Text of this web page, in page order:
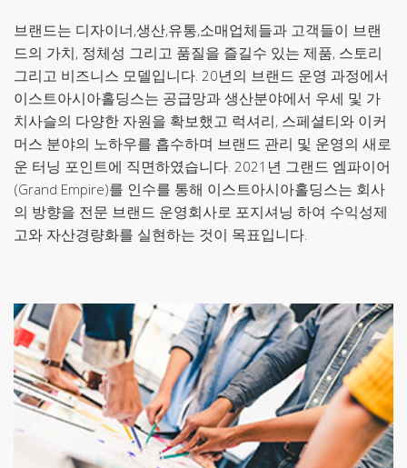
브랜드는 디자이너,생산,유통,소매업체들과 고객들이 브랜
드의 가치, 정체성 그리고 품질을 즐길수 있는 제품, 스토리
그리고 비즈니스 모델입니다. 20년의 브랜드 운영 과정에서
이스트아시아홀딩스는 공급망과 생산분야에서 우세 및 가
치사슬의 다양한 자원을 확보했고 럭셔리, 스페셜티와 이커
머스 분야의 노하우를 흡수하며 브랜드 관리 및 운영의 새로
운 터닝 포인트에 직면하였습니다. 2021년 그랜드 엠파이어
(Grand Empire)를 인수를 통해 이스트아시아홀딩스는 회사
의 방향을 전문 브랜드 운영회사로 포지셔닝 하여 수익성제
고와 자산경량화를 실현하는 것이 목표입니다.